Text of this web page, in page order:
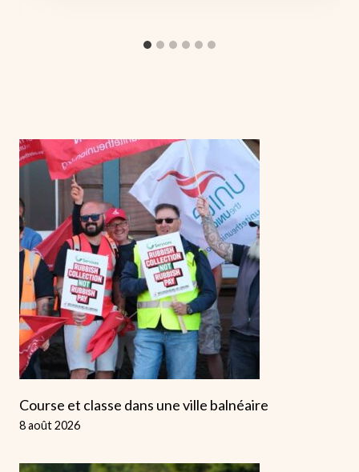
Course et classe dans une ville balnéaire
8 août 2026